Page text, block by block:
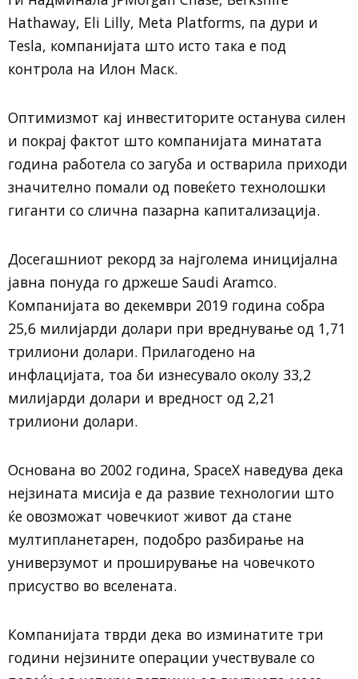
Hathaway, Eli Lilly, Meta Platforms, па дури и
Tesla, компанијата што исто така е под
контрола на Илон Маск.
Оптимизмот кај инвеститорите останува силен
и покрај фактот што компанијата минатата
година работела со загуба и остварила приходи
значително помали од повеќето технолошки
гиганти со слична пазарна капитализација.
Досегашниот рекорд за најголема иницијална
јавна понуда го држеше Saudi Aramco.
Компанијата во декември 2019 година собра
25,6 милијарди долари при вреднување од 1,71
трилиони долари. Прилагодено на
инфлацијата, тоа би изнесувало околу 33,2
милијарди долари и вредност од 2,21
трилиони долари.
Основана во 2002 година, SpaceX наведува дека
нејзината мисија е да развие технологии што
ќе овозможат човечкиот живот да стане
мултипланетарен, подобро разбирање на
универзумот и проширување на човечкото
присуство во вселената.
Компанијата тврди дека во изминатите три
години нејзините операции учествувале со